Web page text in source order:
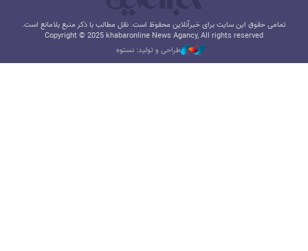
تمامی حقوق این سایت برای خبرآنلاین محفوظ است. نقل مطالب با ذکر منبع بلامانع است.
Copyright © 2025 khabaronline News Agancy, All rights reserved
طراحی و تولید: نستوه